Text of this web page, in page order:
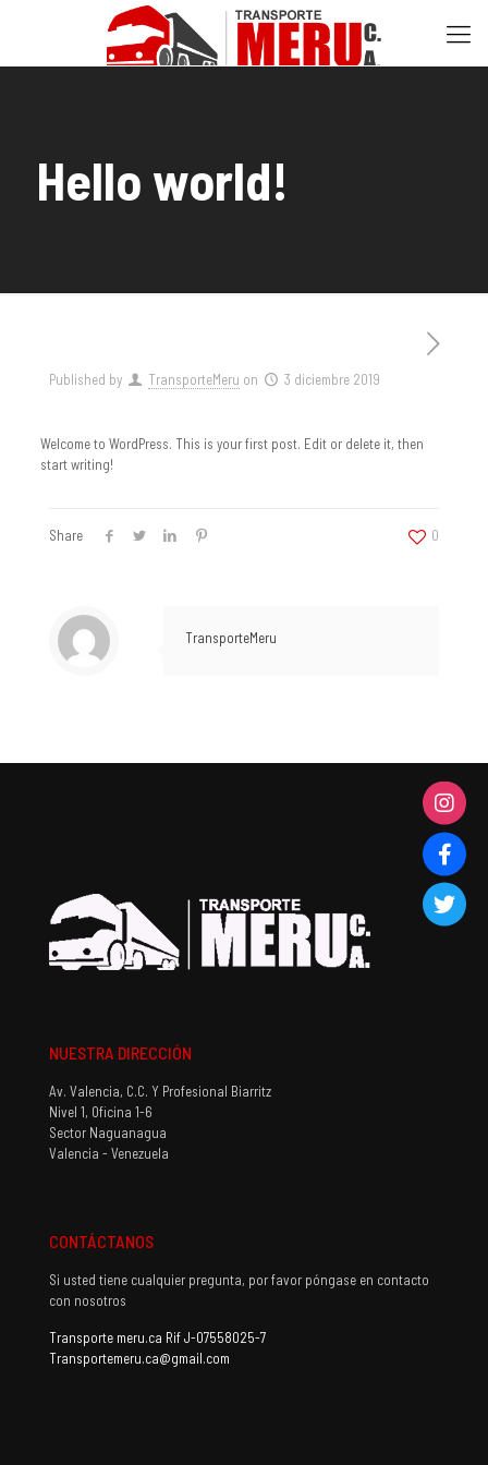
Hello world!
Published by TransporteMeru on 3 diciembre 2019
Welcome to WordPress. This is your first post. Edit or delete it, then
start writing!
Share 0
TransporteMeru
NUESTRA DIRECCIÓN
Av. Valencia, C.C. Y Profesional Biarritz
Nivel 1, Oficina 1-6
Sector Naguanagua
Valencia - Venezuela
CONTÁCTANOS
Si usted tiene cualquier pregunta, por favor póngase en contacto
con nosotros
Transporte meru.ca Rif J-07558025-7
Transportemeru.ca@gmail.com